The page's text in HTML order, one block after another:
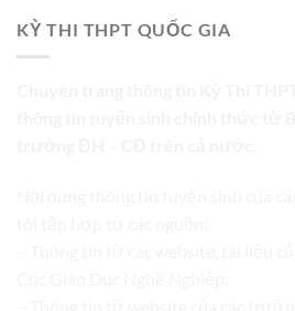
KỲ THI THPT QUỐC GIA